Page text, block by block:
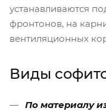
устанавливаются
фронтонов, на
вентиляционных
Виды
По материалу